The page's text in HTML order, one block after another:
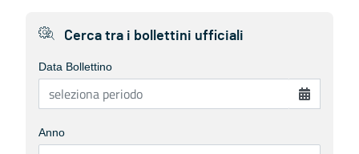
Cerca tra i bollettini ufficiali
Data Bollettino
Anno